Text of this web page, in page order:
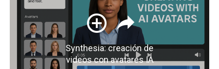
Synthesia: creación de
videos con avatares IA